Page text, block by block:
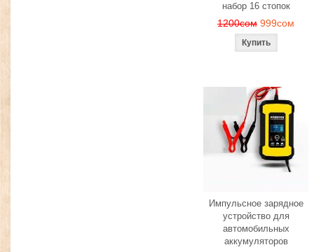
набор 16 стопок
1200сом 999сом
Импульсное зарядное
устройство для
автомобильных
аккумуляторов